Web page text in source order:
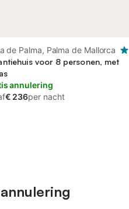
de Palma, Palma de Mallorca
voor 8 personen, met
annulering
€ 236per nacht